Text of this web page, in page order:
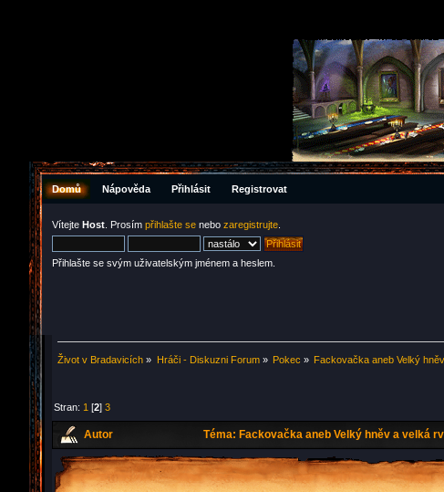
Domů Nápověda Přihlásit Registrovat
Vítejte Host . Prosím přihlašte se nebo zaregistrujte
Přihlašte se svým uživatelským jménem a heslem.
Život v Bradavicích » Hráči - Diskuzni Forum» Pokec » Fackovačka aneb Velký
Stran: 1 [2]3
Autor Téma: Fackovačka aneb Velký hněv a velká